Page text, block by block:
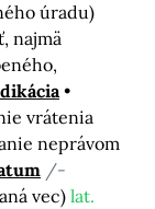
úradu)
najmä
vrátenia
neprávom
/-
vec)lat.